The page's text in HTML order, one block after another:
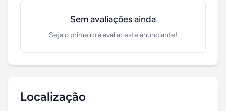
Sem avaliações ainda
Seja o primeiro a avaliar este anunciante!
Localização